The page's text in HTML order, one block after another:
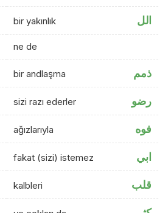
bir yakınlık الل
ne de
bir andlaşma ذمم
sizi razı ederler رضو
ağızlarıyla فوه
fakat (sizi) istemez ابي
kalbleri قلب